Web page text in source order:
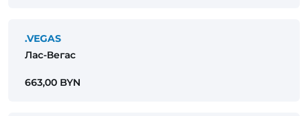
.VEGAS
Лас-Вегас
663,00 BYN